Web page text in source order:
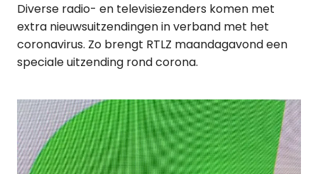
Diverse radio- en televisiezenders komen met
extra nieuwsuitzendingen in verband met het
coronavirus. Zo brengt RTLZ maandagavond een
speciale uitzending rond corona.